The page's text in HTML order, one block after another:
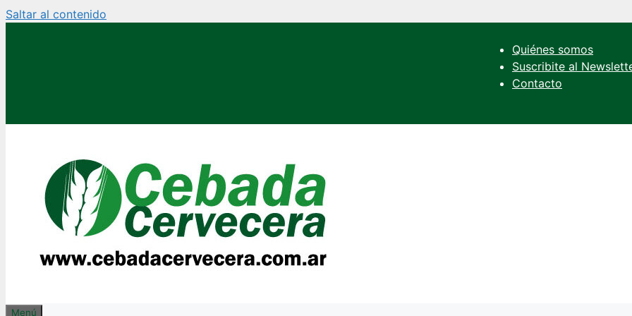
Saltar al contenido
Quiénes somos
Suscribite al
Contacto
Menú